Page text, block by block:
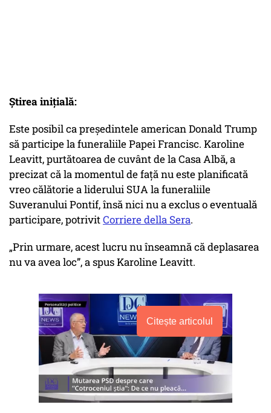
Știrea inițială:
Este posibil ca președintele american Donald Trump
să participe la funeraliile Papei Francisc. Karoline
Leavitt, purtătoarea de cuvânt de la Casa Albă, a
precizat că la momentul de față nu este planificată
vreo călătorie a liderului SUA la funeraliile
Suveranului Pontif, însă nici nu a exclus o eventuală
participare, potrivitCorriere della Sera.
„Prin urmare, acest lucru nu înseamnă că deplasarea
nu va avea loc”, a spus Karoline Leavitt.
Citește articolul